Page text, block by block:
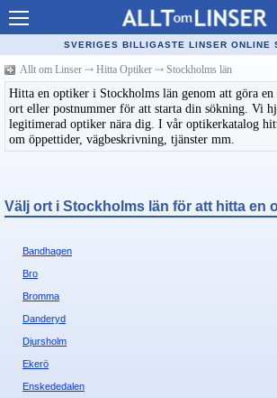
Allt om Linser
Billiga kontaktlinser
Köpa linser på nätet
Återförsäljare linser
Kontaktlinstyper
Optiker
Synfel
Glasögon
Tillverkare - linser
SVERIGES BILLIGASTE LINSER ONLINE
Allt om Linser ⤏ Hitta Optiker ⤏ Stockholms län
Hitta en optiker i Stockholms län genom att göra en
ort eller postnummer för att starta din sökning. Vi
legitimerad optiker nära dig. I vår optikerkatalog
om öppettider, vägbeskrivning, tjänster mm.
Välj ort i Stockholms län för att hitta en
Bandhagen
Bro
Bromma
Danderyd
Djursholm
Ekerö
Enskededalen